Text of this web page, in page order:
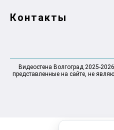
Контакты
Видеостена Волгоград 2025-
представленные на сайте, не